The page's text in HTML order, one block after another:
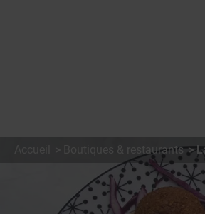
Boutiques & restaurants